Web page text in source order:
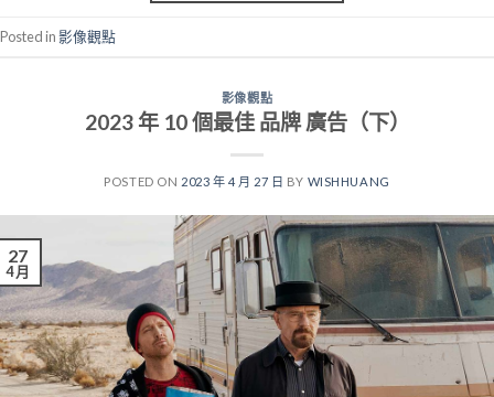
Posted in影像觀點
影像觀點
2023 年 10 個最佳 品牌 廣告（下）
POSTED ON 2023 年 4 月 27 日 BY WISHHUANG
27
4 月